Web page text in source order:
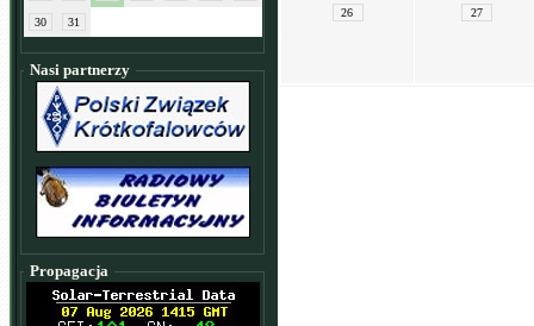
30 31
Nasi partnerzy
Propagacja
26 27